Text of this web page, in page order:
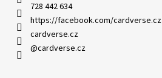
728 442 634
https://facebook.com/cardverse.cz
cardverse.cz
@cardverse.cz